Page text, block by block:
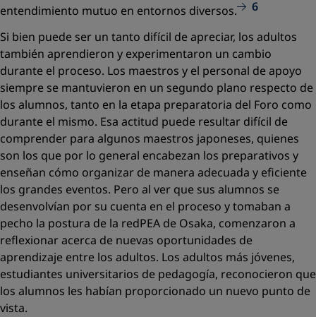
entendimiento mutuo en entornos diversos.
6
Si bien puede ser un tanto difícil de apreciar, los adultos
también aprendieron y experimentaron un cambio
durante el proceso. Los maestros y el personal de apoyo
siempre se mantuvieron en un segundo plano respecto de
los alumnos, tanto en la etapa preparatoria del Foro como
durante el mismo. Esa actitud puede resultar difícil de
comprender para algunos maestros japoneses, quienes
son los que por lo general encabezan los preparativos y
enseñan cómo organizar de manera adecuada y eﬁciente
los grandes eventos. Pero al ver que sus alumnos se
desenvolvían por su cuenta en el proceso y tomaban a
pecho la postura de la redPEA de Osaka, comenzaron a
reﬂexionar acerca de nuevas oportunidades de
aprendizaje entre los adultos. Los adultos más jóvenes,
estudiantes universitarios de pedagogía, reconocieron que
los alumnos les habían proporcionado un nuevo punto de
vista.